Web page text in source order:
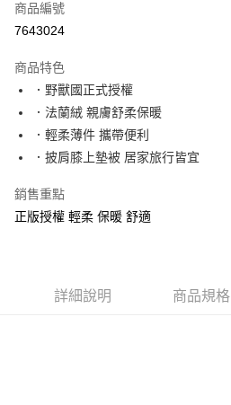
超商取貨付款
Apple Pay
街口支付
悠遊付
Google Pay
ATM付款
全家★依產品說明
商品編號
7643024
商品特色
．野獸國正式授權
．法蘭絨 親膚舒柔保暖
．輕柔薄件 攜帶便利
．披肩膝上墊被 居家旅行皆宜
銷售重點
正版授權 輕柔 保暖 舒適
詳細說明 商品規格